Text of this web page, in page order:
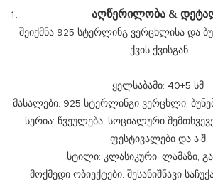
აღწერილობა &
შეიქმნა 925 სტერლინგ ვერცხლისა და
ქვის ქვისგან
ყელსაბამი: 40+5 სმ
მასალები: 925 სტერლინგი ვერცხლი,
სერია: წვეულება, სოციალური
ფესტივალები და ა.შ.
სტილი: კლასიკური, ლამაზი,
მოქმედი ობიექტები: შესანიშნავი